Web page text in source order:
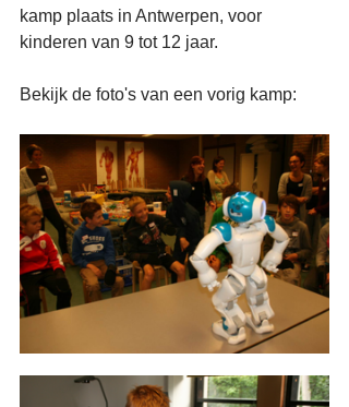
kamp plaats in Antwerpen, voor
kinderen van 9 tot 12 jaar.
Bekijk de foto's van een vorig kamp: